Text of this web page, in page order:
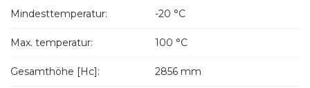
Mindesttemperatur: -20 °C
Max. temperatur: 100 °C
Gesamthöhe [Hc]: 2856 mm